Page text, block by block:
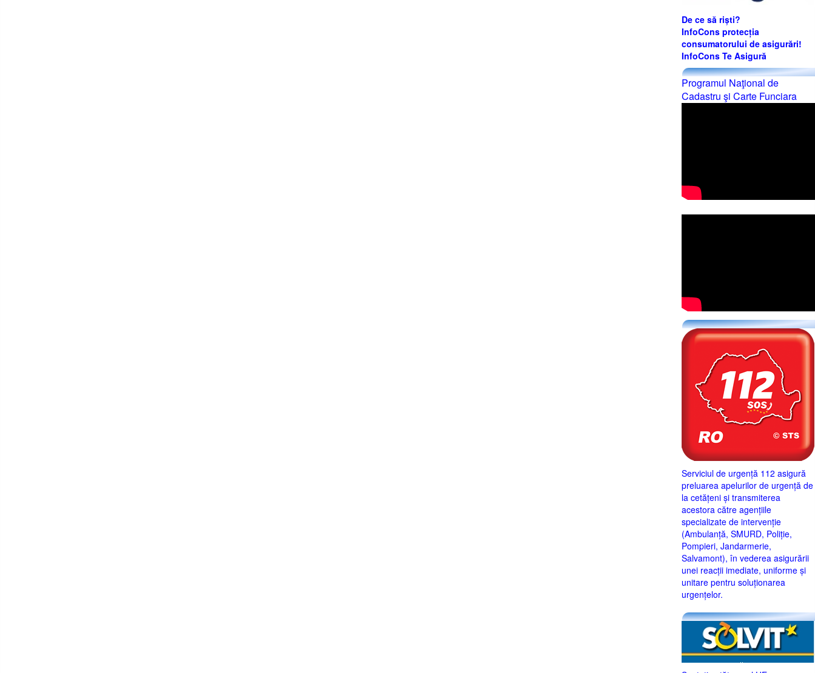
De ce să riști?
InfoCons protecția
consumatorului de asigurări!
InfoCons Te Asigură
Programul Naţional de
Cadastru şi Carte Funciara
Serviciul de urgență 112 asigură
preluarea apelurilor de urgență de
la cetățeni și transmiterea
acestora către agențiile
specializate de intervenție
(Ambulanță, SMURD, Poliție,
Pompieri, Jandarmerie,
Salvamont), în vederea asigurării
unei reacții imediate, uniforme și
unitare pentru soluționarea
urgențelor.